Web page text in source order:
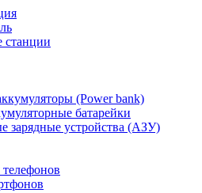
(Power bank)
батарейки
зарядные устройства (АЗУ)